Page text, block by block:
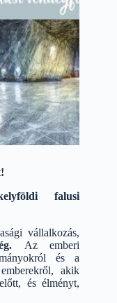
falusi
vállalkozás,
Az emberi
és a
akik
és élményt,